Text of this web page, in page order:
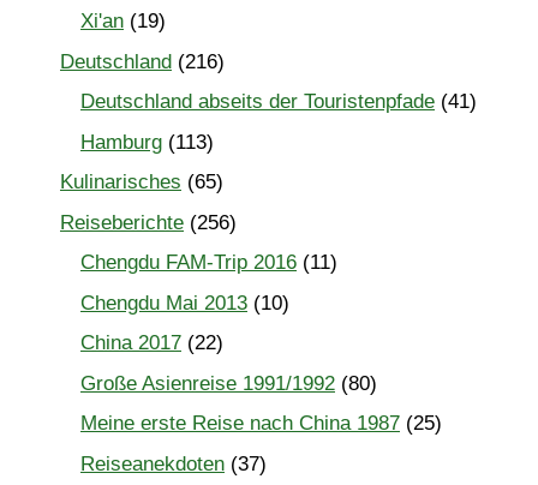
Xi'an (19)
Deutschland (216)
Deutschland abseits der Touristenpfade (41)
Hamburg (113)
Kulinarisches (65)
Reiseberichte (256)
Chengdu FAM-Trip 2016 (11)
Chengdu Mai 2013 (10)
China 2017 (22)
Große Asienreise 1991/1992 (80)
Meine erste Reise nach China 1987 (25)
Reiseanekdoten (37)